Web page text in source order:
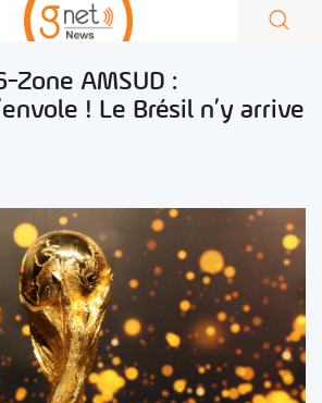
Zone AMSUD :
! Le Brésil n’y arrive